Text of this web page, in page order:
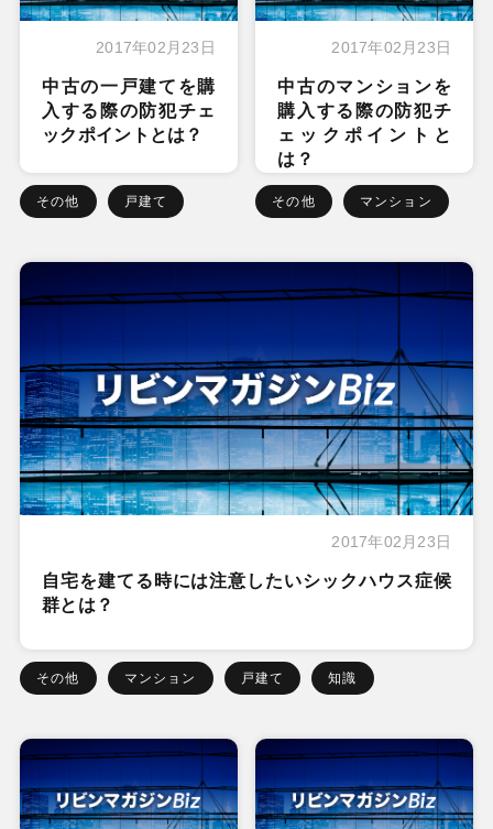
2017年02月23日
中古の一戸建てを購
入する際の防犯チェ
ックポイントとは？
その他 戸建て
2017年02月23日
中古のマンションを
購入する際の防犯チ
ェックポイントと
は？
その他 マンション
2017年02月23日
自宅を建てる時には注意したいシックハウス症候
群とは？
その他 マンション 戸建て 知識